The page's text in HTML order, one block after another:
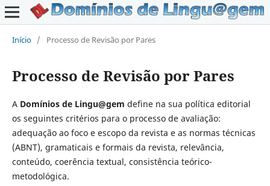
Início / Processo de Revisão por Pares
Processo de Revisão por Pares
A Domínios de Lingu@gem define na sua política editorial
os seguintes critérios para o processo de avaliação:
adequação ao foco e escopo da revista e as normas técnicas
(ABNT), gramaticais e formais da revista, relevância,
conteúdo, coerência textual, consistência teórico-
metodológica.